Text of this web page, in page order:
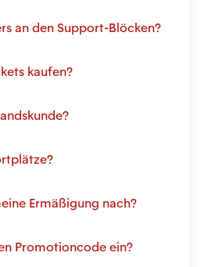
an den Support-Blöcken?
kaufen?
Ermäßigung nach?
Promotioncode ein?